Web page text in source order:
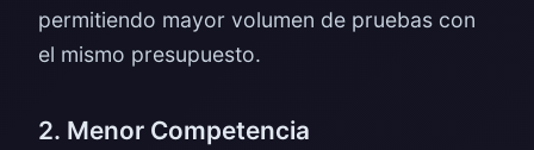
permitiendo mayor volumen de pruebas con
el mismo presupuesto.
2. Menor Competencia